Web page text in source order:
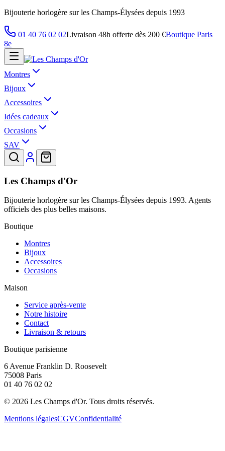
Bijouterie horlogère sur les Champs-Élysées depuis 1993
01 40 76 02 02Livraison 48h offerte dès 200 €Boutique Paris
8e
Montres
Bijoux
Accessoires
Idées cadeaux
Occasions
SAV
Les Champs d'Or
Bijouterie horlogère sur les Champs-Élysées depuis 1993. Agents
officiels des plus belles maisons.
Boutique
Montres
Bijoux
Accessoires
Occasions
Maison
Service après-vente
Notre histoire
Contact
Livraison & retours
Boutique parisienne
6 Avenue Franklin D. Roosevelt
75008 Paris
01 40 76 02 02
© 2026 Les Champs d'Or. Tous droits réservés.
Mentions légalesCGVConfidentialité